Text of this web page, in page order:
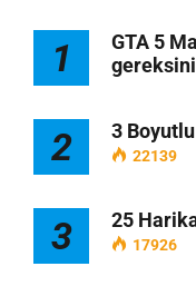
1
GTA 5
2 3
22139
3 25
17926